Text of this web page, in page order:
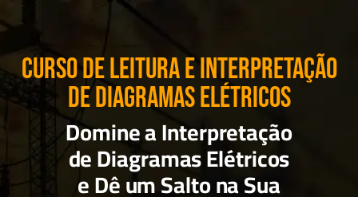
CURSO DE LEITURA E INTERPRETAÇÃO
DE DIAGRAMAS ELÉTRICOS
Domine a Interpretação
de Diagramas Elétricos
e Dê um Salto na Sua